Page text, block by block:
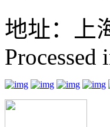
地址：上
Processed